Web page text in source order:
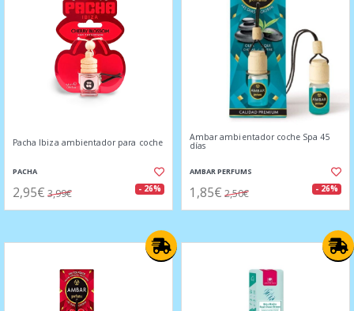
Pacha Ibiza ambientador para coche
PACHA
2,95€ 3,99€ - 26%
Ambar ambientador coche Spa 45
días
AMBAR PERFUMS
1,85€ 2,50€ - 26%